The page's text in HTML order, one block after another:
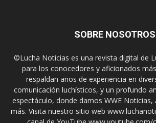
SOBRE NOSOTROS
©Lucha Noticias es una revista digital de
para los conocedores y aficionados
respaldan años de experiencia en
comunicación luchísticos, y un profundo
espectáculo, donde damos WWE Noticias,
más. Visita nuestro sitio web